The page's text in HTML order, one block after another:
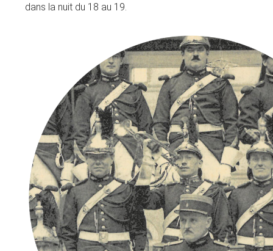
dans la nuit du 18 au 19.